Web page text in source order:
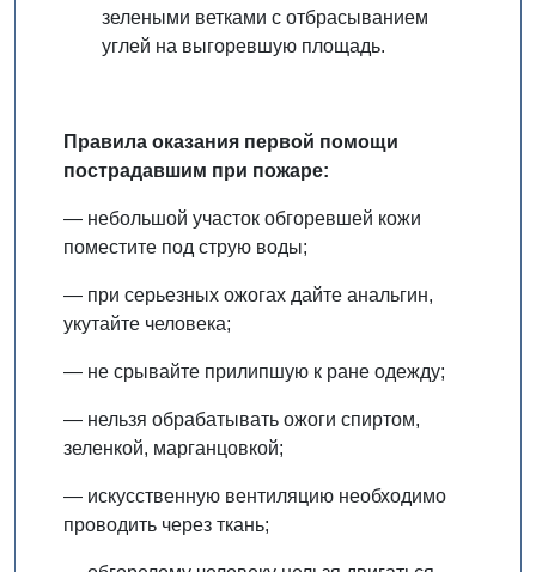
зелеными ветками с отбрасыванием
углей на выгоревшую площадь.
Правила оказания первой помощи
пострадавшим при пожаре:
— небольшой участок обгоревшей кожи
поместите под струю воды;
— при серьезных ожогах дайте анальгин,
укутайте человека;
— не срывайте прилипшую к ране одежду;
— нельзя обрабатывать ожоги спиртом,
зеленкой, марганцовкой;
— искусственную вентиляцию необходимо
проводить через ткань;